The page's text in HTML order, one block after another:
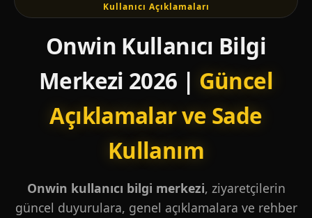
Kullanıcı Açıklamaları
Onwin Kullanıcı Bilgi
Merkezi 2026 | Güncel
Açıklamalar ve Sade
Kullanım
Onwin kullanıcı bilgi merkezi, ziyaretçilerin
güncel duyurulara, genel açıklamalara ve rehber